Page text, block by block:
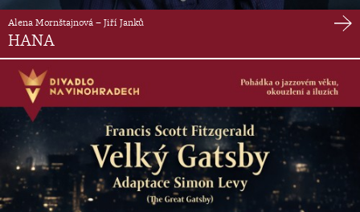
Alena Mornštajnová – Jiří Janků
HANA